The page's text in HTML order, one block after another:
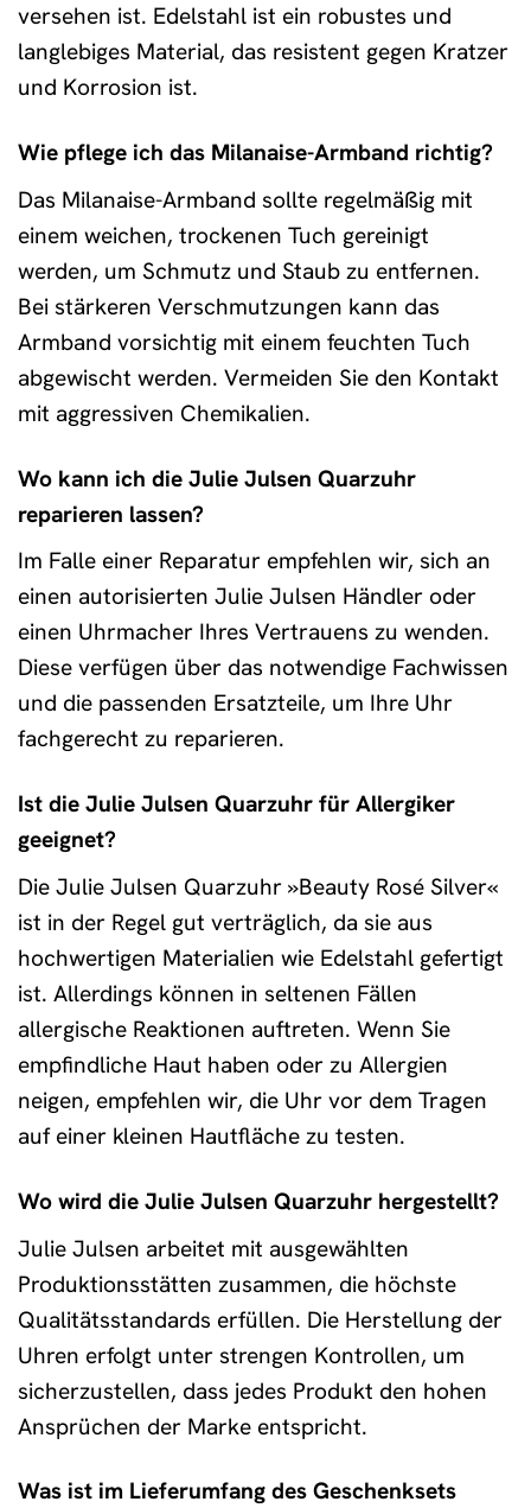
versehen ist. Edelstahl ist ein robustes und
langlebiges Material, das resistent gegen Kratzer
und Korrosion ist.
Wie pflege ich das Milanaise-Armband richtig?
Das Milanaise-Armband sollte regelmäßig mit
einem weichen, trockenen Tuch gereinigt
werden, um Schmutz und Staub zu entfernen.
Bei stärkeren Verschmutzungen kann das
Armband vorsichtig mit einem feuchten Tuch
abgewischt werden. Vermeiden Sie den Kontakt
mit aggressiven Chemikalien.
Wo kann ich die Julie Julsen Quarzuhr
reparieren lassen?
Im Falle einer Reparatur empfehlen wir, sich an
einen autorisierten Julie Julsen Händler oder
einen Uhrmacher Ihres Vertrauens zu wenden.
Diese verfügen über das notwendige Fachwissen
und die passenden Ersatzteile, um Ihre Uhr
fachgerecht zu reparieren.
Ist die Julie Julsen Quarzuhr für Allergiker
geeignet?
Die Julie Julsen Quarzuhr »Beauty Rosé Silver«
ist in der Regel gut verträglich, da sie aus
hochwertigen Materialien wie Edelstahl gefertigt
ist. Allerdings können in seltenen Fällen
allergische Reaktionen auftreten. Wenn Sie
empfindliche Haut haben oder zu Allergien
neigen, empfehlen wir, die Uhr vor dem Tragen
auf einer kleinen Hautfläche zu testen.
Wo wird die Julie Julsen Quarzuhr hergestellt?
Julie Julsen arbeitet mit ausgewählten
Produktionsstätten zusammen, die höchste
Qualitätsstandards erfüllen. Die Herstellung der
Uhren erfolgt unter strengen Kontrollen, um
sicherzustellen, dass jedes Produkt den hohen
Ansprüchen der Marke entspricht.
Was ist im Lieferumfang des Geschenksets